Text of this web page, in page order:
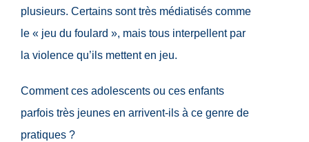
plusieurs. Certains sont très médiatisés comme
le « jeu du foulard », mais tous interpellent par
la violence qu’ils mettent en jeu.
Comment ces adolescents ou ces enfants
parfois très jeunes en arrivent-ils à ce genre de
pratiques ?